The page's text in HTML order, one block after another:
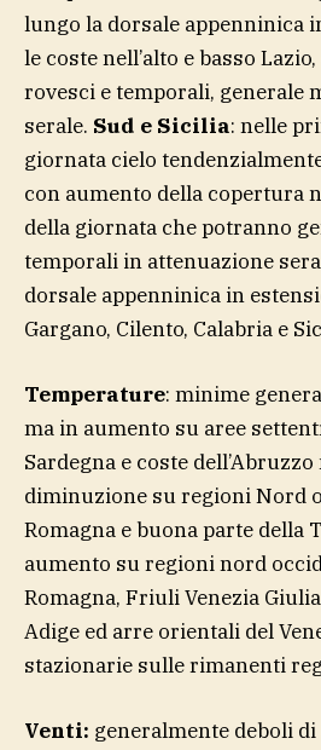
lungo la dorsale appenninica
le coste nell’alto e basso
rovesci e temporali, generale
serale. Sud e Sicilia: nelle
giornata cielo
con aumento della copertura
della giornata che potranno
temporali in attenuazione
dorsale appenninica in
Gargano, Cilento, Calabria e
Temperature: minime
ma in aumento su aree
Sardegna e coste
diminuzione su regioni Nord
Romagna e buona parte della
aumento su regioni nord
Romagna, Friuli Venezia
Adige ed arre orientali del
stazionarie sulle rimanenti
Venti: generalmente deboli